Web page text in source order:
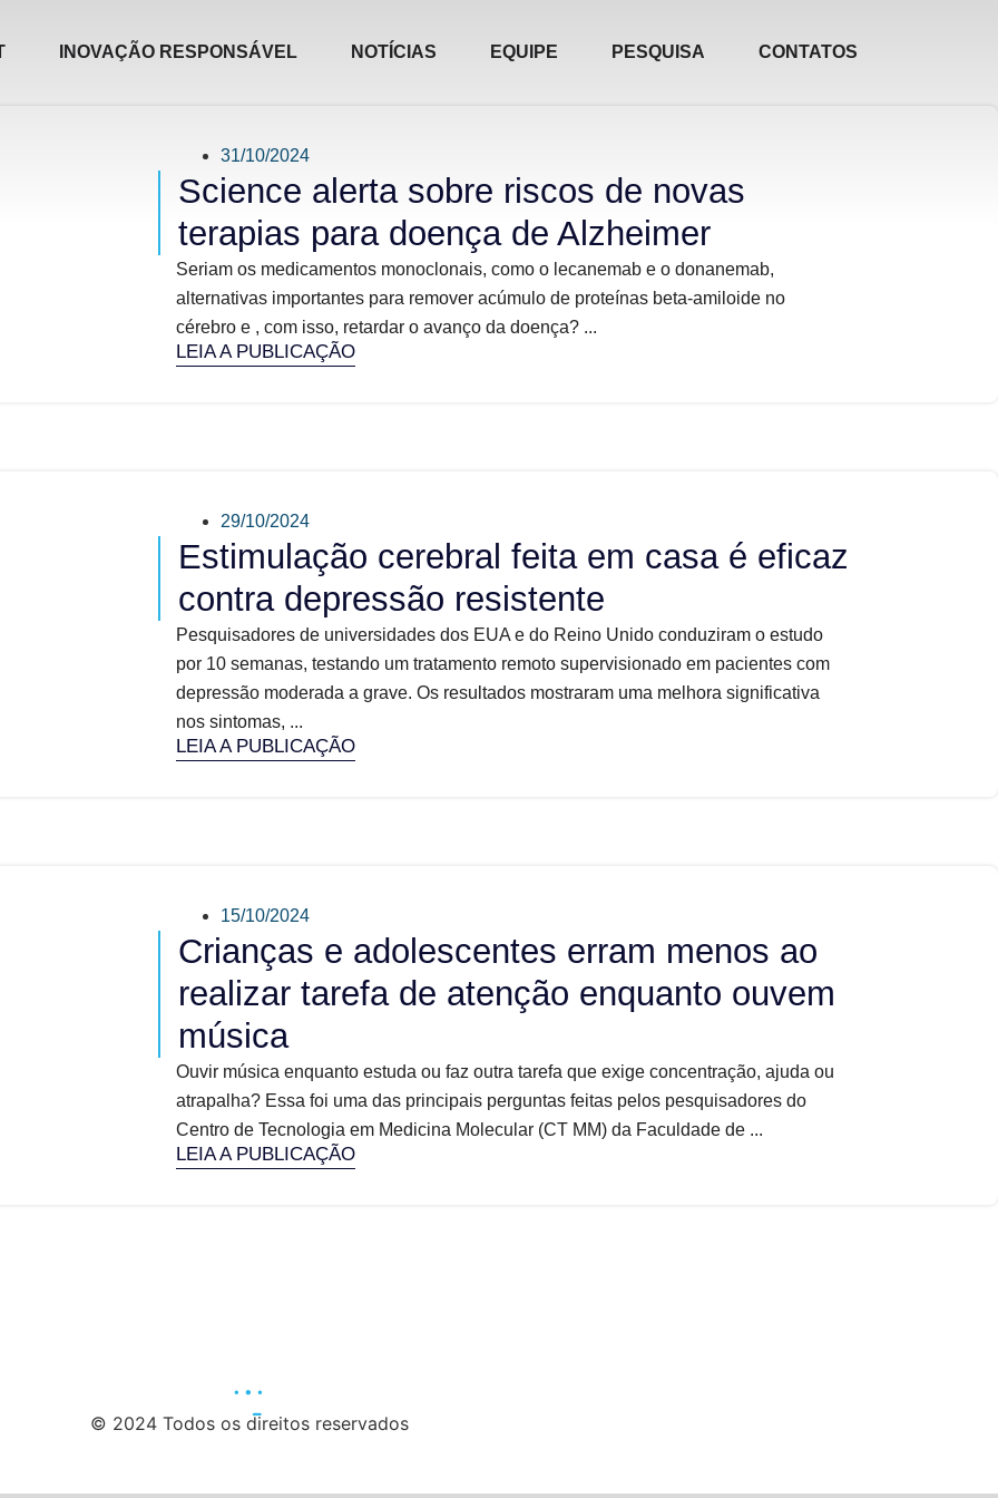
INOVAÇÃO RESPONSÁVEL NOTÍCIAS EQUIPE PESQUISA CONTATOS
31/10/2024
Science alerta sobre riscos de novas
terapias para doença de Alzheimer
Seriam os medicamentos monoclonais, como o lecanemab e o donanemab,
alternativas importantes para remover acúmulo de proteínas beta-amiloide no
cérebro e , com isso, retardar o avanço da doença? ...
LEIA A PUBLICAÇÃO
29/10/2024
Estimulação cerebral feita em casa é eficaz
contra depressão resistente
Pesquisadores de universidades dos EUA e do Reino Unido conduziram o estudo
por 10 semanas, testando um tratamento remoto supervisionado em pacientes com
depressão moderada a grave. Os resultados mostraram uma melhora significativa
nos sintomas, ...
LEIA A PUBLICAÇÃO
15/10/2024
Crianças e adolescentes erram menos ao
realizar tarefa de atenção enquanto ouvem
música
Ouvir música enquanto estuda ou faz outra tarefa que exige concentração, ajuda ou
atrapalha? Essa foi uma das principais perguntas feitas pelos pesquisadores do
Centro de Tecnologia em Medicina Molecular (CT MM) da Faculdade de ...
LEIA A PUBLICAÇÃO
© 2024 Todos os direitos reservados